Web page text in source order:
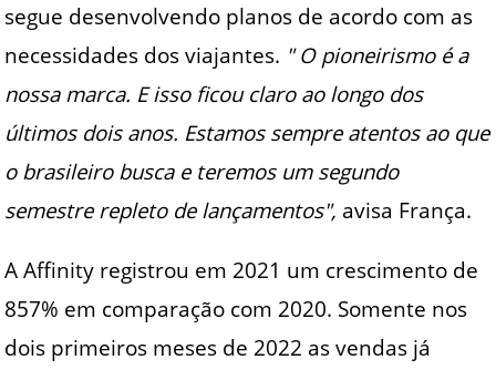
segue desenvolvendo planos de acordo com as
necessidades dos viajantes. " O pioneirismo é a
nossa marca. E isso ficou claro ao longo dos
últimos dois anos. Estamos sempre atentos ao que
o brasileiro busca e teremos um segundo
semestre repleto de lançamentos", avisa França.
A Affinity registrou em 2021 um crescimento de
857% em comparação com 2020. Somente nos
dois primeiros meses de 2022 as vendas já